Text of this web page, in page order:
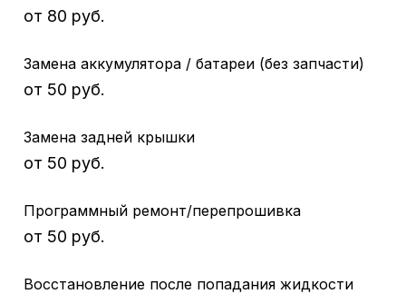
от 80 руб.
Замена аккумулятора / батареи (без запчасти)
от 50 руб.
Замена задней крышки
от 50 руб.
Программный ремонт/перепрошивка
от 50 руб.
Восстановление после попадания жидкости